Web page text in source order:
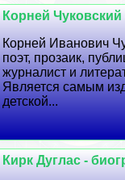
Корней
Корней Иванович
поэт, прозаик,
журналист и
Является самым
детской...
Кирк Дуглас -